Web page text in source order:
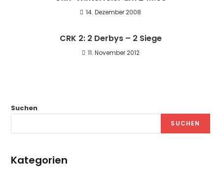
14. Dezember 2008
CRK 2: 2 Derbys – 2 Siege
11. November 2012
Suchen
SUCHEN
Kategorien